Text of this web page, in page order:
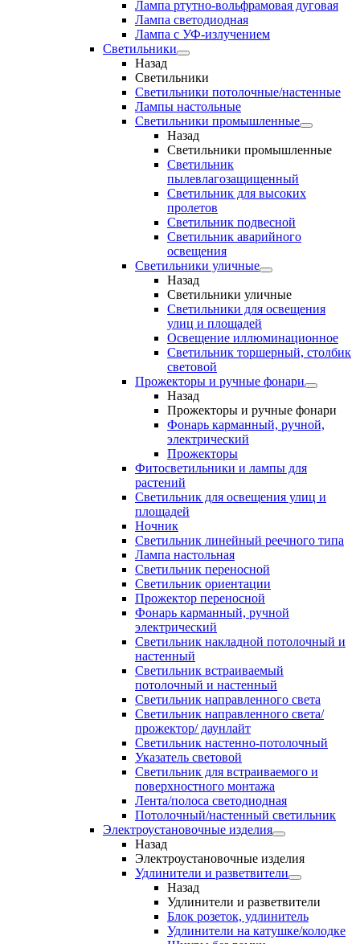
Лампа ртутно-вольфрамовая дуговая
Лампа светодиодная
Лампа с УФ-излучением
Светильники
Назад
Светильники
Светильники потолочные/настенные
Лампы настольные
Светильники промышленные
Назад
Светильники промышленные
Светильник
пылевлагозащищенный
Светильник для высоких
пролетов
Светильник подвесной
Светильник аварийного
освещения
Светильники уличные
Назад
Светильники уличные
Светильники для освещения
улиц и площадей
Освещение иллюминационное
Светильник торшерный, столбик
световой
Прожекторы и ручные фонари
Назад
Прожекторы и ручные фонари
Фонарь карманный, ручной,
электрический
Прожекторы
Фитосветильники и лампы для
растений
Светильник для освещения улиц и
площадей
Ночник
Светильник линейный реечного типа
Лампа настольная
Светильник переносной
Светильник ориентации
Прожектор переносной
Фонарь карманный, ручной
электрический
Светильник накладной потолочный и
настенный
Светильник встраиваемый
потолочный и настенный
Светильник направленного света
Светильник направленного света/
прожектор/ даунлайт
Светильник настенно-потолочный
Указатель световой
Светильник для встраиваемого и
поверхностного монтажа
Лента/полоса светодиодная
Потолочный/настенный светильник
Электроустановочные изделия
Назад
Электроустановочные изделия
Удлинители и разветвители
Назад
Удлинители и разветвители
Блок розеток, удлинитель
Удлинители на катушке/колодке